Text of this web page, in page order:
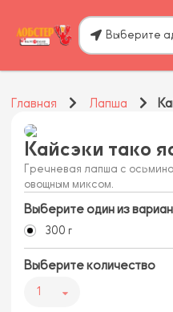
Выберите
Главная Лапша
Кайсэки тако
Гречневая лапша с
овощным миксом.
Выберите один из
300 г
Выберите количество
1